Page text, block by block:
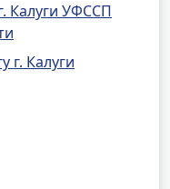
Калуги УФССП
г. Калуги